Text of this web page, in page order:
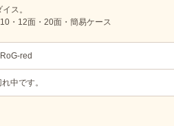
ス。
・12面・20面・簡易ケース
red
中です。